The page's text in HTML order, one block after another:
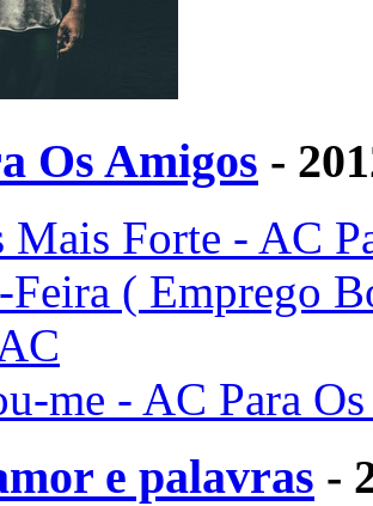
Os Amigos -
Mais Forte - AC
Feira ( Emprego
me - AC Para
e palavras -